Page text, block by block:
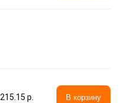
215.15 p. В корзину